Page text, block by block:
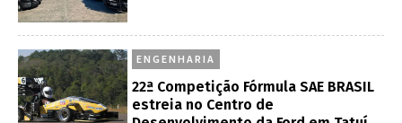
ENGENHARIA
22ª Competição Fórmula SAE BRASIL
estreia no Centro de